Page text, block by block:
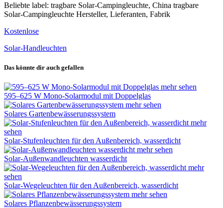
Beliebte label: tragbare Solar-Campingleuchte, China tragbare
Solar-Campingleuchte Hersteller, Lieferanten, Fabrik
Kostenlose
Solar-Handleuchten
Das könnte dir auch gefallen
mehr sehen
595–625 W Mono-Solarmodul mit Doppelglas
mehr sehen
Solares Gartenbewässerungssystem
mehr
sehen
Solar-Stufenleuchten für den Außenbereich, wasserdicht
mehr sehen
Solar-Außenwandleuchten wasserdicht
mehr
sehen
Solar-Wegeleuchten für den Außenbereich, wasserdicht
mehr sehen
Solares Pflanzenbewässerungssystem